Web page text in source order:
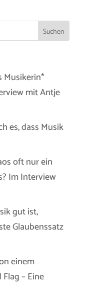
Musikerin*
mit Antje
es, dass Musik
oft nur ein
Im Interview
gut ist,
Glaubenssatz
einem
– Eine